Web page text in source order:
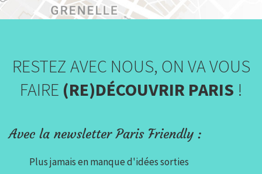
RESTEZ AVEC NOUS, ON VA VOUS
FAIRE (RE)DÉCOUVRIR PARIS !
Avec la newsletter Paris Friendly :
Plus jamais en manque d'idées sorties